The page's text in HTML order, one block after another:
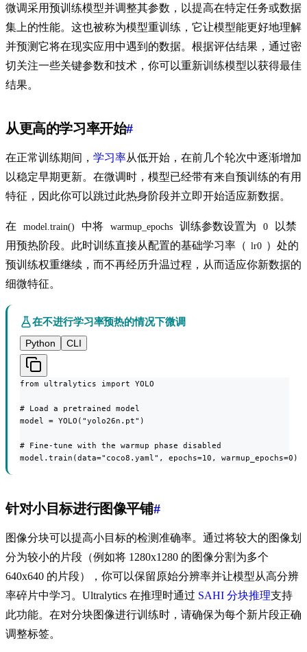
微调采用预训练模型并调整其参数，以提高在特定任务或数据
集上的性能。这也被称为模型重训练，它让模型能更好地理解
并预测它将在现实应用中遇到的数据。根据评估结果，通过密
切关注一些关键参数和技术，你可以重新训练模型以获得最佳
结果。
从更高的学习率开始#
在正常训练期间， 学习率从低开始，在前几个轮次中逐渐增加
以稳定早期更新。在微调时，模型已经带有来自预训练的有用
特征，因此你可以跳过此热身阶段并立即开始适应新数据。
在 model.train() 中将 warmup_epochs 训练参数设置为 0
以禁
用预热阶段。此时训练直接从配置的基础学习率（ lr0 ）处的
预训练权重继续，而不再经历升温过程，从而适应你新数据的
细微特征。
在不进行学习率预热的情况下微调
Python
CLI
from ultralytics import YOLO
# Load a pretrained model
model = YOLO("yolo26n.pt")
# Fine-tune with the warmup phase disabled
model.train(data="coco8.yaml", epochs=10, warmup_epochs=0)
针对小目标进行图像平铺#
图像分块可以提高小目标的检测准确率。通过将较大的图像划
分为较小的片段（例如将 1280x1280 的图像分割为多个
640x640 的片段），你可以保留原始分辨率并让模型从高分辨
率碎片中学习。Ultralytics 在推理时通过 SAHI 分块推理支持
此功能。在对分块图像进行训练时，请确保为每个新片段正确
调整标签。